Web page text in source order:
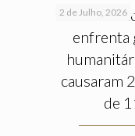
2 de Julho, 2026
Saiba
enfrenta
causaram
de